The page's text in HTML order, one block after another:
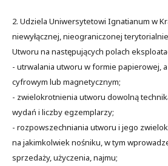
2. Udziela Uniwersytetowi Ignatianum w
niewyłącznej, nieograniczonej
Utworu na następujących polach
- utrwalania utworu w formie papierowej,
cyfrowym lub magnetycznym;
- zwielokrotnienia utworu dowolną
wydań i liczby egzemplarzy;
- rozpowszechniania utworu i jego
na jakimkolwiek nośniku, w tym
sprzedaży, użyczenia, najmu;